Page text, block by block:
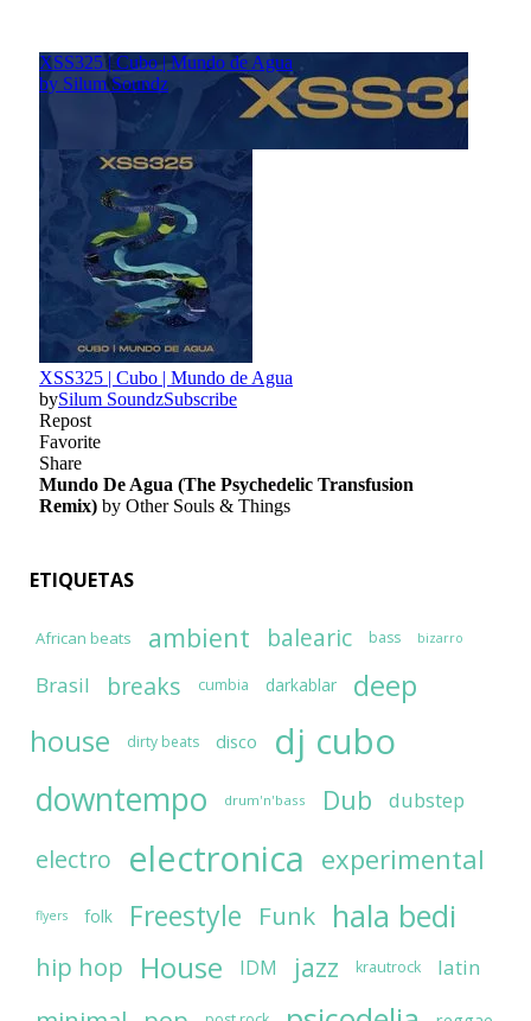
ETIQUETAS
African beats ambient balearic bass bizarro
Brasil breaks cumbia darkablar
deep
house
dirty beats disco dj cubo
downtempo drum'n'bass Dub dubstep
electro electronica experimental
flyers folk Freestyle Funk hala bedi
hip hop House IDM jazz krautrock latin